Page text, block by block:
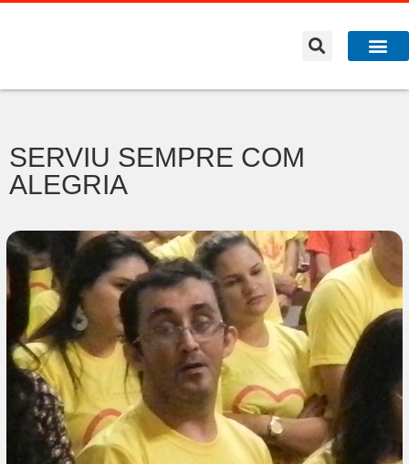
SERVIU SEMPRE COM
ALEGRIA